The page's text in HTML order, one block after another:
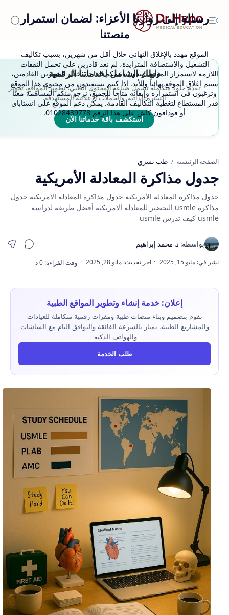
رسالة إلى زوارنا الأعزاء: لضمان استمرار
منصتنا
الموقع مهدد بالإغلاق النهائي خلال أقل من شهرين، بسبب تكاليف
التشغيل والاستضافة المتزايدة، لم نعد قادرين على تحمل النفقات
اللازمة لاستمرار الموقع. وبدون دعمكم العاجل خلال الشهرين القادمين،
سيتم إغلاق الموقع نهائياً وللأبد. إذا كنتم تستفيدون من محتوى هذا الموقع
وترغبون في استمراره وإبقائه متاحاً للجميع، نرجو منكم المساهمة معنا
قدر المستطاع لتغطية التكاليف القادمة. يمكن دعم الموقع على انستاباي
أو فودافون كاش على هذا الرقم 01028439778.
دليلك الشامل لخدماتنا الرقمية
نقدم حلولاً متكاملة تشمل صياغة المحتوى الطبي، تطوير المواقع، تجهيز
السيرة الذاتية، والحملات الإعلانية المستهدفة.
استكشف باقة خدماتنا الآن
الصفحة الرئيسية طب بشري
جدول مذاكرة المعادلة الأمريكية
جدول مذاكرة المعادلة الأمريكية جدول مذاكرة المعادلة الامريكية جدول
مذاكرة usmle التحضير للمعادلة الامريكية أفضل طريقة لدراسة
usmle كيف تدرس usmle
إعلان: خدمة إنشاء وتطوير المواقع الطبية
نقوم بتصميم وبناء منصات طبية ومقرات رقمية متكاملة للعيادات
والمشاريع الطبية، تمتاز بالسرعة الفائقة والتوافق التام مع الشاشات
والهواتف الذكية.
طلب الخدمة